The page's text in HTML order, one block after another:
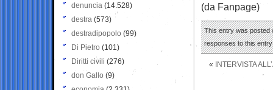
(da Fanpage)
This entry was posted
responses to this
« INTERVISTA
denuncia (14.528)
destra (573)
destradipopolo (99)
Di Pietro (101)
Diritti civili (276)
don Gallo (9)